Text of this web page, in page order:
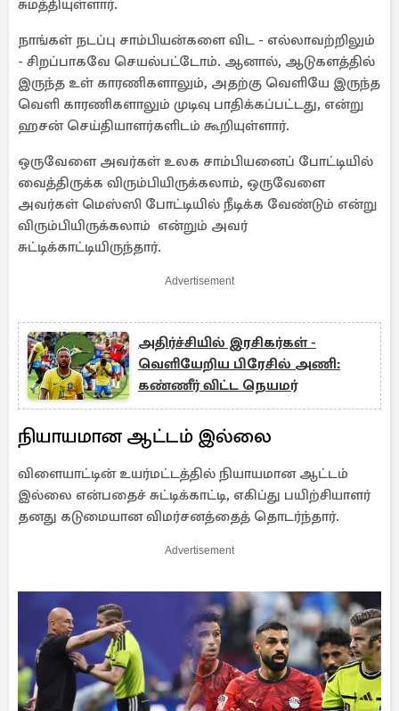
சுமத்தியுள்ளார்.
நாங்கள் நடப்பு சாம்பியன்களை விட - எல்லாவற்றிலும்
- சிறப்பாகவே செயல்பட்டோம். ஆனால், ஆடுகளத்தில்
இருந்த உள் காரணிகளாலும், அதற்கு வெளியே இருந்த
வெளி காரணிகளாலும் முடிவு பாதிக்கப்பட்டது, என்று
ஹசன் செய்தியாளர்களிடம் கூறியுள்ளார்.
ஒருவேளை அவர்கள் உலக சாம்பியனைப் போட்டியில்
வைத்திருக்க விரும்பியிருக்கலாம், ஒருவேளை
அவர்கள் மெஸ்ஸி போட்டியில் நீடிக்க வேண்டும் என்று
விரும்பியிருக்கலாம் என்றும் அவர்
சுட்டிக்காட்டியிருந்தார்.
Advertisement
அதிர்ச்சியில் இரசிகர்கள் -
வெளியேறிய பிரேசில் அணி:
கண்ணீர் விட்ட நெயமர்
நியாயமான ஆட்டம் இல்லை
விளையாட்டின் உயர்மட்டத்தில் நியாயமான ஆட்டம்
இல்லை என்பதைச் சுட்டிக்காட்டி, எகிப்து பயிற்சியாளர்
தனது கடுமையான விமர்சனத்தைத் தொடர்ந்தார்.
Advertisement